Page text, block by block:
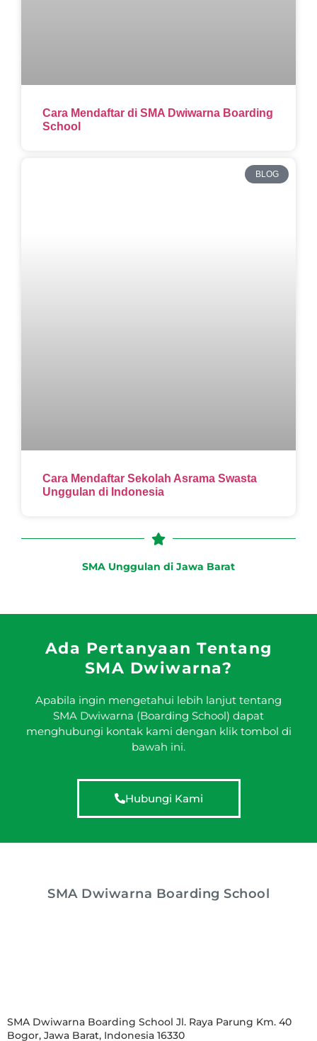
Cara Mendaftar di SMA Dwiwarna Boarding
School
BLOG
Cara Mendaftar Sekolah Asrama Swasta
Unggulan di Indonesia
SMA Unggulan di Jawa Barat
Ada Pertanyaan Tentang
SMA Dwiwarna?
Apabila ingin mengetahui lebih lanjut tentang
SMA Dwiwarna (Boarding School) dapat
menghubungi kontak kami dengan klik tombol di
bawah ini.
Hubungi Kami
SMA Dwiwarna Boarding School
SMA Dwiwarna Boarding School Jl. Raya Parung Km. 40
Bogor, Jawa Barat, Indonesia 16330